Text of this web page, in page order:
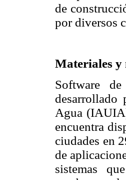
de
por diversos
Materiales y
Software
Agua
encuentra
ciudades en
de
sistemas